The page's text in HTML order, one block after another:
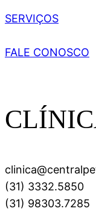
SERVIÇOS
FALE CONOSCO
(31) 3332.5850
(31) 98303.7285